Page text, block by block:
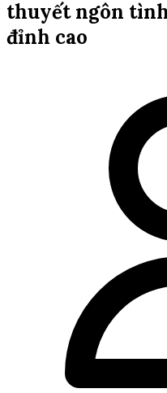
thuyết ngôn
đỉnh cao